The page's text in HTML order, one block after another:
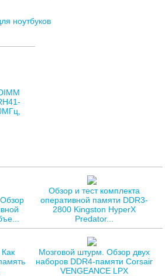
ноутбуков
Обзор и тест комплекта
оперативной памяти DDR3-
2800 Kingston HyperX
Predator...
Мозговой штурм. Обзор двух
наборов DDR4-памяти Corsair
VENGEANCE LPX